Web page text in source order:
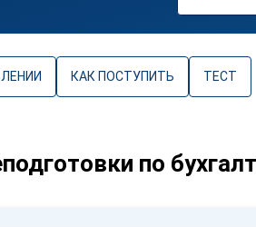
КАК ПОСТУПИТЬ ТЕСТ
по